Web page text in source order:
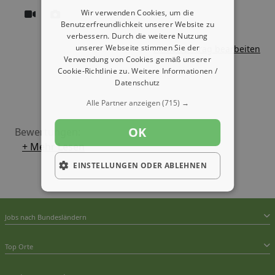
Firmeneintrag bearbeiten
Bewertungen:
+ Mehr Lesen
Jobs nach Bundesländern
Top Orte
Wir verwenden Cookies, um die
Benutzerfreundlichkeit unserer Website zu
verbessern. Durch die weitere Nutzung
unserer Webseite stimmen Sie der
Verwendung von Cookies gemäß unserer
Cookie-Richtlinie zu.Weitere Informationen /
Datenschutz
Alle Partner anzeigen(715) →
OK
EINSTELLUNGEN ODER ABLEHNEN